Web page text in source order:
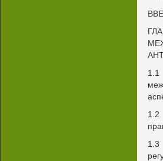
1.1
1.2